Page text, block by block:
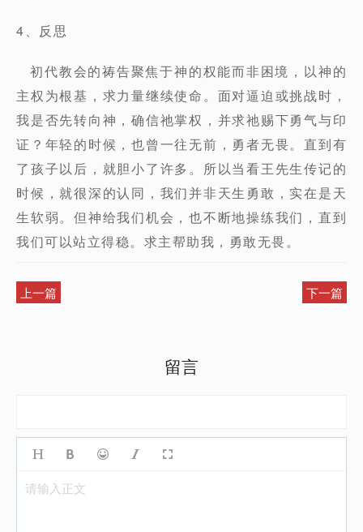
4、反思
初代教会的祷告聚焦于神的权能而非困境，以神的
主权为根基，求力量继续使命。面对逼迫或挑战时，
我是否先转向神，确信祂掌权，并求祂赐下勇气与印
证？年轻的时候，也曾一往无前，勇者无畏。直到有
了孩子以后，就胆小了许多。所以当看王先生传记的
时候，就很深的认同，我们并非天生勇敢，实在是天
生软弱。但神给我们机会，也不断地操练我们，直到
我们可以站立得稳。求主帮助我，勇敢无畏。
上一篇 下一篇
留言
请输入正文